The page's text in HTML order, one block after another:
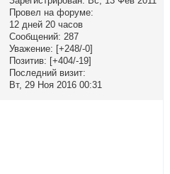
Провел на форуме:
12 дней 20 часов
Сообщений: 287
Уважение: [+248/-0]
Позитив: [+404/-19]
Последний визит:
Вт, 29 Ноя 2016 00:31